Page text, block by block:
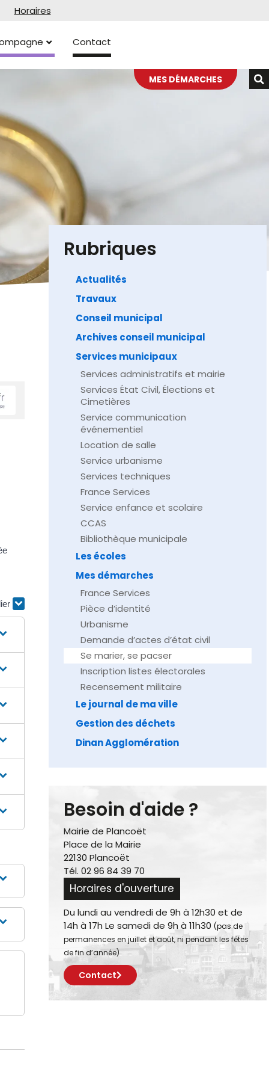
Horaires
Contact
MES DÉMARCHES
Rubriques
Actualités
Travaux
Conseil municipal
Archives conseil municipal
Services municipaux
Services administratifs et mairie
Services État Civil, Élections et
Cimetières
Service communication
événementiel
Location de salle
Service urbanisme
Services techniques
France Services
Service enfance et scolaire
CCAS
Bibliothèque municipale
Les écoles
Mes démarches
France Services
Pièce d’identité
Urbanisme
Demande d’actes d’état civil
Se marier, se pacser
Inscription listes électorales
Recensement militaire
Le journal de ma ville
Gestion des déchets
Dinan Agglomération
Besoin d'aide ?
Mairie de Plancoët
Place de la Mairie
22130 Plancoët
Tél. 02 96 84 39 70
Horaires d'ouverture
Du lundi au vendredi de 9h à 12h30 et de
14h à 17h Le samedi de 9h à 11h30 (pas de
permanences en juillet et août, ni pendant les fêtes
de fin d’année)
Contact